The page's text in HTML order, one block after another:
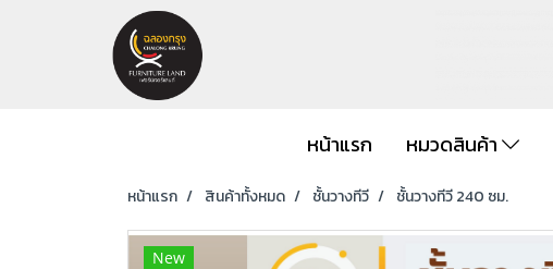
หน้าแรก หมวดสินค้า
หน้าแรก สินค้าทั้งหมด ชั้นวางทีวี ชั้นวางทีวี 240 ซม.
New